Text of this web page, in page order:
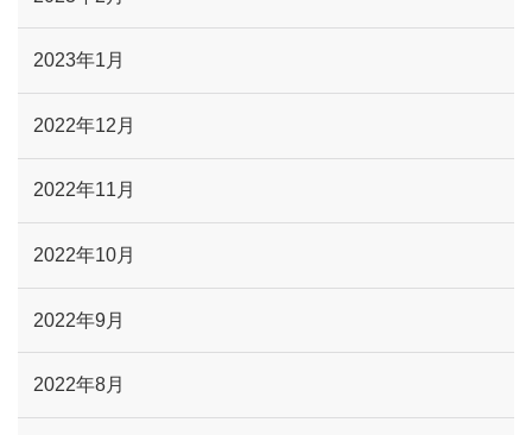
2023年1月
2022年12月
2022年11月
2022年10月
2022年9月
2022年8月